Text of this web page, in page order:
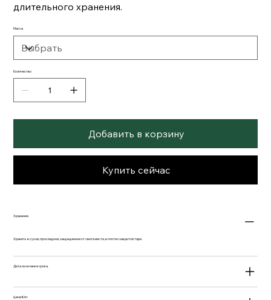
длительного хранения.
Масса
Количество
Добавить в корзину
Купить сейчас
Хранение
Хранить в сухом, прохладном, защищенном от света месте, в плотно закрытой таре.
Дата окончания срока.
Цена €/кг